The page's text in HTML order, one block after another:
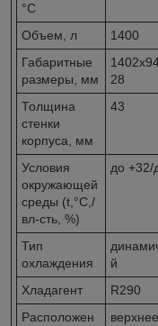
°C
Объем, л
1400
Габаритные
размеры, мм
28
Толщина
стенки
корпуса, мм
43
Условия
окружающей
среды (t,°C,/
вл-сть, %)
до +32/
Тип
охлаждения
й
Хладагент
R290
Расположен
верхнее